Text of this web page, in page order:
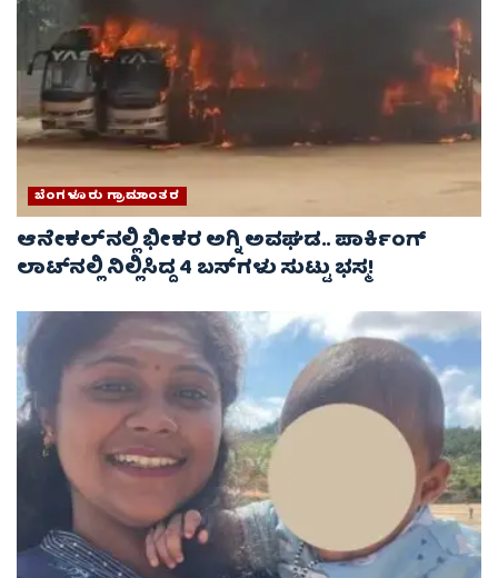
ಬೆಂಗಳೂರು ಗ್ರಾಮಾಂತರ
ಆನೇಕಲ್‌ನಲ್ಲಿ ಭೀಕರ ಅಗ್ನಿ ಅವಘಡ.. ಪಾರ್ಕಿಂಗ್
ಲಾಟ್‌ನಲ್ಲಿ ನಿಲ್ಲಿಸಿದ್ದ 4 ಬಸ್‌ಗಳು ಸುಟ್ಟು ಭಸ್ಮ!